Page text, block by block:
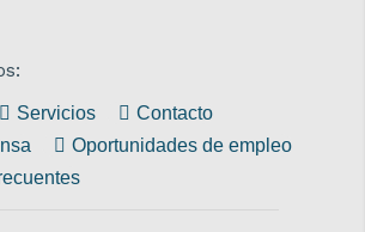
Servicios
Contacto
Oportunidades de empleo